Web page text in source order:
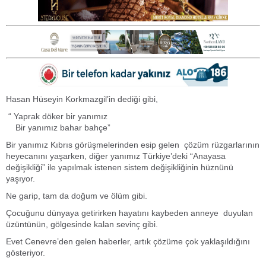
Hasan Hüseyin Korkmazgil’in dediği gibi,
“ Yaprak döker bir yanımız
Bir yanımız bahar bahçe”
Bir yanımız Kıbrıs görüşmelerinden esip gelen çözüm rüzgarlarının
heyecanını yaşarken, diğer yanımız Türkiye’deki “Anayasa
değişikliği” ile yapılmak istenen sistem değişikliğinin hüznünü
yaşıyor.
Ne garip, tam da doğum ve ölüm gibi.
Çocuğunu dünyaya getirirken hayatını kaybeden anneye duyulan
üzüntünün, gölgesinde kalan sevinç gibi.
Evet Cenevre’den gelen haberler, artık çözüme çok yaklaşıldığını
gösteriyor.